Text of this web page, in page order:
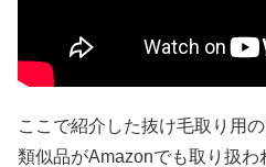
ここで紹介した抜け毛取り用
類似品がAmazonでも取り扱わ